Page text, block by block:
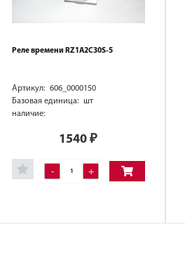
Реле времени RZ1A2C30S-5
Артикул: 606_0000150
Базовая единица: шт
наличие:
1540 ₽
- +